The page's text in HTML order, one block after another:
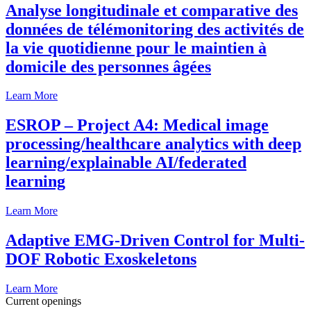
Analyse longitudinale et comparative des
données de télémonitoring des activités de
la vie quotidienne pour le maintien à
domicile des personnes âgées
Learn More
ESROP – Project A4: Medical image
processing/healthcare analytics with deep
learning/explainable AI/federated
learning
Learn More
Adaptive EMG-Driven Control for Multi-
DOF Robotic Exoskeletons
Learn More
Current openings